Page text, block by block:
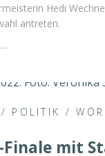
Hedi
antreten.
/ POLITIK /
mit